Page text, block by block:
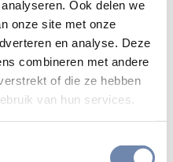
Ook delen we
onze site met onze
en analyse. Deze
combineren met andere
of die ze hebben
van hun services.
tegenzit en we getroffen
is ons geloof ons dan
stelde die kerkmensen
zijn favoriete zinnen).